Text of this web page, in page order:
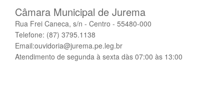
Câmara Municipal de Jurema
Rua Frei Caneca, s/n - Centro - 55480-000
Telefone: (87) 3795.1138
Email:ouvidoria@jurema.pe.leg.br
Atendimento de segunda à sexta dàs 07:00 às 13:00